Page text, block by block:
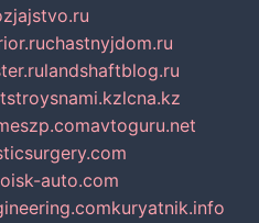
chastnyjdom.ru
landshaftblog.ru
stroysnami.kzlcna.kz
avtoguru.net
auto.com
kuryatnik.info